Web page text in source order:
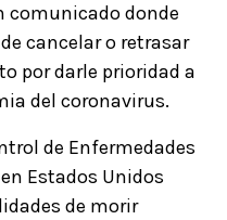
comunicado donde
cancelar o retrasar
por darle prioridad a
del coronavirus.
de Enfermedades
Estados Unidos
de morir